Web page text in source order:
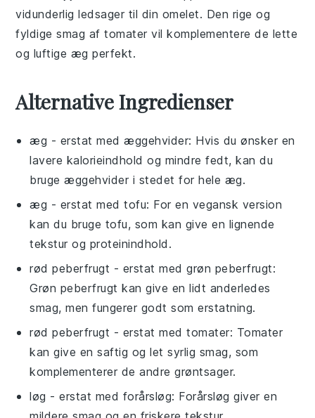
vidunderlig ledsager til din omelet. Den rige og
fyldige smag aftomater vil komplementere de lette
og luftige æg perfekt.
Alternative Ingredienser
æg - erstat medæggehvider: Hvis du ønsker en
lavere kalorieindhold og mindre fedt, kan du
bruge æggehvider i stedet for hele æg.
æg - erstat medtofu: For en vegansk version
kan du bruge tofu, som kan give en lignende
tekstur og proteinindhold.
rød peberfrugt - erstat medgrøn peberfrugt:
Grøn peberfrugt kan give en lidt anderledes
smag, men fungerer godt som erstatning.
rød peberfrugt - erstat medtomater: Tomater
kan give en saftig og let syrlig smag, som
komplementerer de andre grøntsager.
løg - erstat med forårsløg: Forårsløg giver en